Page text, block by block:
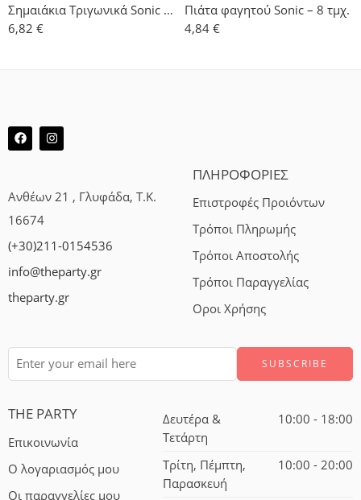
Σημαιάκια Τριγωνικά Sonic – 2,3 m
6,82 €
Πιάτα φαγητού Sonic – 8 τμχ.
4,84 €
Ανθέων 21 , Γλυφάδα, Τ.Κ.
16674
(+30)211-0154536
info@theparty.gr
theparty.gr
ΠΛΗΡΟΦΟΡΙΕΣ
Επιστροφές Προιόντων
Τρόποι Πληρωμής
Τρόποι Αποστολής
Τρόποι Παραγγελίας
Οροι Χρήσης
THE PARTY
Επικοινωνία
Ο λογαριασμός μου
Οι παραγγελίες μου
Δευτέρα &
Τετάρτη
10:00 - 18:00
Τρίτη, Πέμπτη,
Παρασκευή
10:00 - 20:00